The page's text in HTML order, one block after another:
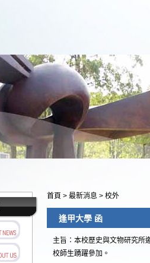
首頁 > 最新消息 > 校外
逢甲大學 函
主旨：本校歷史與文物研究所
校師生踴躍參加。